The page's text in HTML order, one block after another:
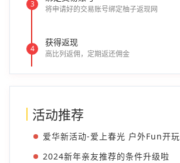
3
将申请好的交易账号绑定柚子返现网
4
获得返现
高比列返佣，定期返还佣金
活动推荐
爱华新活动-爱上春光 户外Fun开玩
2024新年亲友推荐的条件升级啦